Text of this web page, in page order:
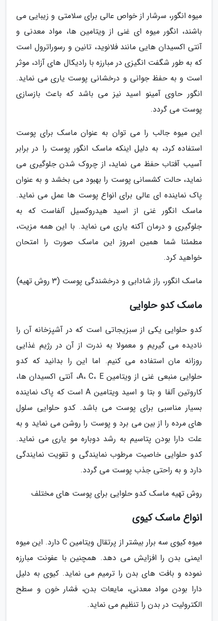
میوه انگور، سرشار از خواص عالی برای سلامتی و زیبایی می
باشند، انگور میوه ای غنی از ویتامین ها، مواد معدنی و
آنتی اکسیدان هایی مانند فلانوید، تانین و رسوراترول است
که به طور شگفت انگیزی در مبارزه با رادیکال های آزاد، موثر
است و به حفظ جوانی و درخشانی پوست یاری می نماید.
انگور حاوی آمینو اسید نیز می باشد که باعث بازسازی
پوست می گردد.
این میوه جالب را می توان به عنوان ماسک برای پوست
استفاده کرد، به دلیل اینکه ماسک انگور پوست را در برابر
آسیب آفتاب حفظ می نماید، از چروک شدن جلوگیری می
نماید، حالت کشسانی پوست را بهبود می بخشد و به عنوان
پاک نماینده ای عالی برای انواع پوست ها عمل می نماید.
ماسک انگور غنی از اسید هیدروکسیل آلفاست که به
جلوگیری و درمان آکنه یاری می نماید. با این همه مزیت،
مطمئنا شما همین امروز این ماسک صورت را امتحان
خواهید کرد.
ماسک انگور، راز شادابی و درخشندگی پوست (3 روش تهیه)
ماسک کدو حلوایی
کدو حلوایی یکی از سبزیجاتی است که در آشپزخانه آن را
نادیده می گیریم و معمولا به ندرت از آن در رژیم غذایی
روزانه مان استفاده می کنیم. اما این را بدانید که کدو
حلوایی منبعی غنی از ویتامین A، C، E، آنتی اکسیدان ها،
کاروتین آلفا و بتا و اسید ویتامین A است که پاک نماینده
بسیار مناسبی برای پوست می باشد. کدو حلوایی سلول
های مرده را از بین می برد و پوست را روشن می نماید و به
علت دارا بودن پتاسیم به رشد دوباره مو یاری می نماید.
کدو حلوایی خاصیت مرطوب نمایندگی و تقویت نمایندگی
دارد و به راحتی جذب پوست می گردد.
روش تهیه ماسک کدو حلوایی برای پوست های مختلف
انواع ماسک کیوی
میوه کیوی سه برار بیشتر از پرتقال ویتامین C دارد. این میوه
ایمنی بدن را افزایش می دهد. همچنین با عفونت مبارزه
نموده و بافت های بدن را ترمیم می نماید. کیوی به دلیل
دارا بودن مواد معدنی، مایعات بدن، فشار خون و سطح
الکترولیت در بدن را تنظیم می نماید.